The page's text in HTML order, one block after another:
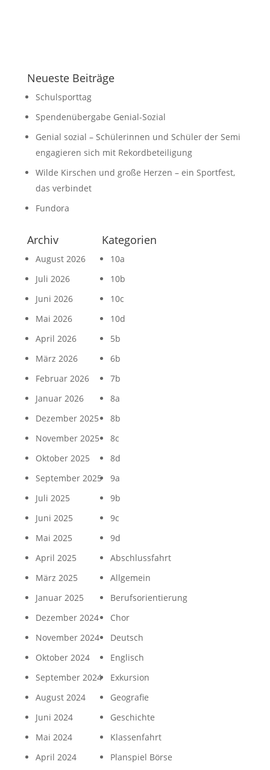
Neueste Beiträge
Schulsporttag
Spendenübergabe Genial-Sozial
Genial sozial – Schülerinnen und Schüler der Semi
engagieren sich mit Rekordbeteiligung
Wilde Kirschen und große Herzen – ein Sportfest,
das verbindet
Fundora
Archiv
August 2026
Juli 2026
Juni 2026
Mai 2026
April 2026
März 2026
Februar 2026
Januar 2026
Dezember 2025
November 2025
Oktober 2025
September 2025
Juli 2025
Juni 2025
Mai 2025
April 2025
März 2025
Januar 2025
Dezember 2024
November 2024
Oktober 2024
September 2024
August 2024
Juni 2024
Mai 2024
April 2024
Kategorien
10a
10b
10c
10d
5b
6b
7b
8a
8b
8c
8d
9a
9b
9c
9d
Abschlussfahrt
Allgemein
Berufsorientierung
Chor
Deutsch
Englisch
Exkursion
Geografie
Geschichte
Klassenfahrt
Planspiel Börse